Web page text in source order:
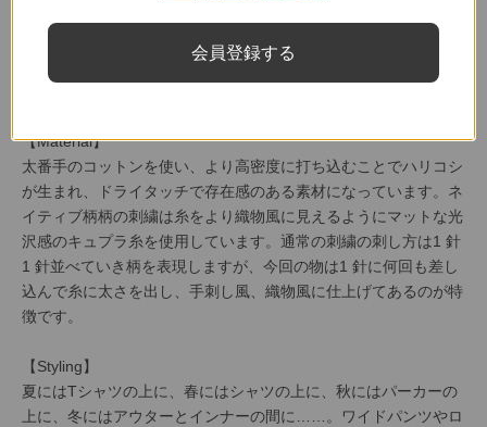
■ドライタッチで存在感のある素材
【Material】
太番手のコットンを使い、より高密度に打ち込むことでハリコシ
が生まれ、ドライタッチで存在感のある素材になっています。ネ
イティブ柄柄の刺繍は糸をより織物風に見えるようにマットな光
沢感のキュプラ糸を使用しています。通常の刺繍の刺し方は1 針
1 針並べていき柄を表現しますが、今回の物は1 針に何回も差し
込んで糸に太さを出し、手刺し風、織物風に仕上げてあるのが特
徴です。
【Styling】
夏にはTシャツの上に、春にはシャツの上に、秋にはパーカーの
上に、冬にはアウターとインナーの間に……。ワイドパンツやロ
会員登録する